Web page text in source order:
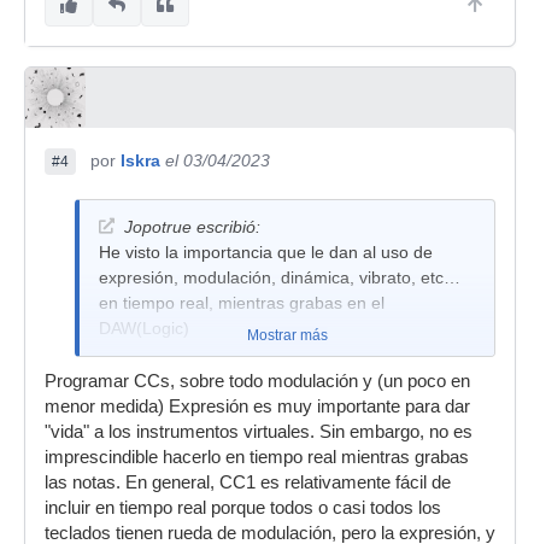
#4 por Iskra el 03/04/2023
Jopotrue escribió:
He visto la importancia que le dan al uso de
expresión, modulación, dinámica, vibrato, etc…
en tiempo real, mientras grabas en el
DAW(Logic)
Mostrar más
Programar CCs, sobre todo modulación y (un poco en
menor medida) Expresión es muy importante para dar
"vida" a los instrumentos virtuales. Sin embargo, no es
imprescindible hacerlo en tiempo real mientras grabas
las notas. En general, CC1 es relativamente fácil de
incluir en tiempo real porque todos o casi todos los
teclados tienen rueda de modulación, pero la expresión, y